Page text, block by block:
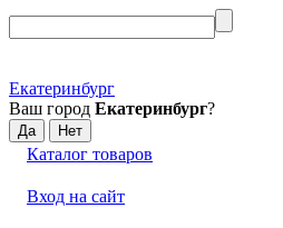
Екатеринбург
Ваш город Екатеринбург?
Каталог товаров
Вход на сайт